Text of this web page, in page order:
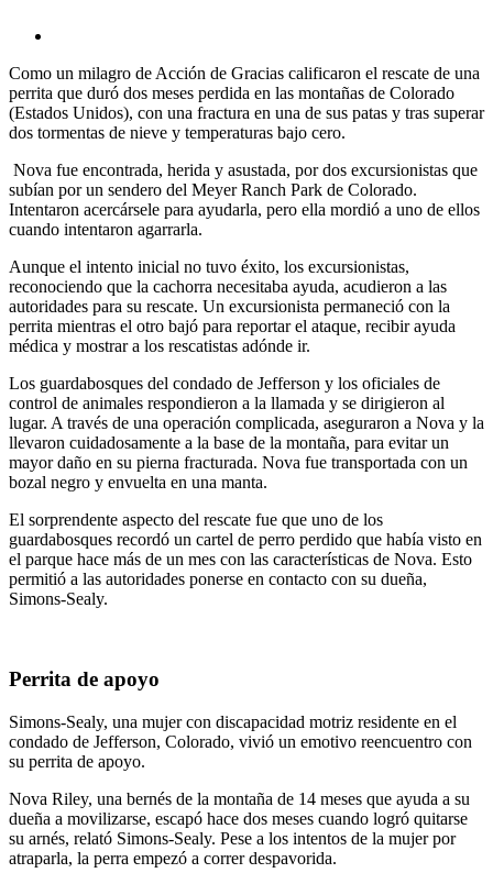
Como un milagro de Acción de Gracias calificaron el rescate de una
perrita que duró dos meses perdida en las montañas de Colorado
(Estados Unidos), con una fractura en una de sus patas y tras superar
dos tormentas de nieve y temperaturas bajo cero.
Nova fue encontrada, herida y asustada, por dos excursionistas que
subían por un sendero del Meyer Ranch Park de Colorado.
Intentaron acercársele para ayudarla, pero ella mordió a uno de ellos
cuando intentaron agarrarla.
Aunque el intento inicial no tuvo éxito, los excursionistas,
reconociendo que la cachorra necesitaba ayuda, acudieron a las
autoridades para su rescate. Un excursionista permaneció con la
perrita mientras el otro bajó para reportar el ataque, recibir ayuda
médica y mostrar a los rescatistas adónde ir.
Los guardabosques del condado de Jefferson y los oficiales de
control de animales respondieron a la llamada y se dirigieron al
lugar. A través de una operación complicada, aseguraron a Nova y la
llevaron cuidadosamente a la base de la montaña, para evitar un
mayor daño en su pierna fracturada. Nova fue transportada con un
bozal negro y envuelta en una manta.
El sorprendente aspecto del rescate fue que uno de los
guardabosques recordó un cartel de perro perdido que había visto en
el parque hace más de un mes con las características de Nova. Esto
permitió a las autoridades ponerse en contacto con su dueña,
Simons-Sealy.
Perrita de apoyo
Simons-Sealy, una mujer con discapacidad motriz residente en el
condado de Jefferson, Colorado, vivió un emotivo reencuentro con
su perrita de apoyo.
Nova Riley, una bernés de la montaña de 14 meses que ayuda a su
dueña a movilizarse, escapó hace dos meses cuando logró quitarse
su arnés, relató Simons-Sealy. Pese a los intentos de la mujer por
atraparla, la perra empezó a correr despavorida.